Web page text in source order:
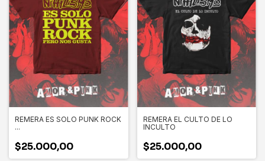
REMERA ES SOLO PUNK ROCK
...
$25.000,00
REMERA EL CULTO DE LO
INCULTO
$25.000,00